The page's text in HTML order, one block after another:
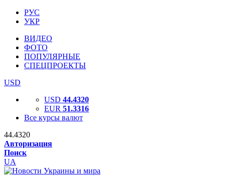
РУС
УКР
ВИДЕО
ФОТО
ПОПУЛЯРНЫЕ
СПЕЦПРОЕКТЫ
USD
USD 44.4320
EUR 51.3316
Все курсы валют
44.4320
Авторизация
Поиск
UA